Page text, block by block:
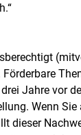
Jahre vor
Wenn
dieser